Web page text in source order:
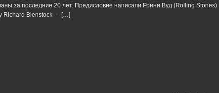
за последние 20 лет. Предисловие написали Ронни Вуд (Rolling Stones)
Richard Bienstock — […]